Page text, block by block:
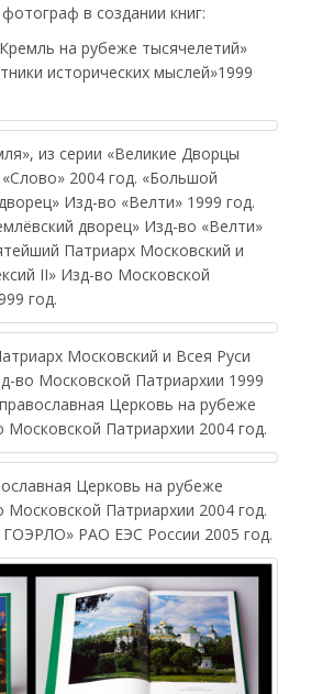
в создании книг:
на рубеже тысячелетий»
исторических мыслей»1999
из серии «Великие Дворцы
2004 год. «Большой
Изд-во «Велти» 1999 год.
дворец» Изд-во «Велти»
Патриарх Московский и
II» Изд-во Московской
год.
Московский и Всея Руси
во Московской Патриархии 1999
Церковь на рубеже
Московской Патриархии 2004 год.
Церковь на рубеже
Московской Патриархии 2004 год.
ГОЭРЛО» РАО ЕЭС России 2005 год.